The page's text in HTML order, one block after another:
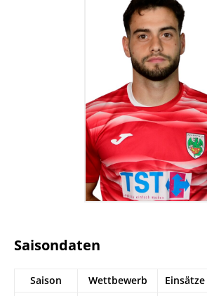
Saisondaten
Saison Wettbewerb Einsätze